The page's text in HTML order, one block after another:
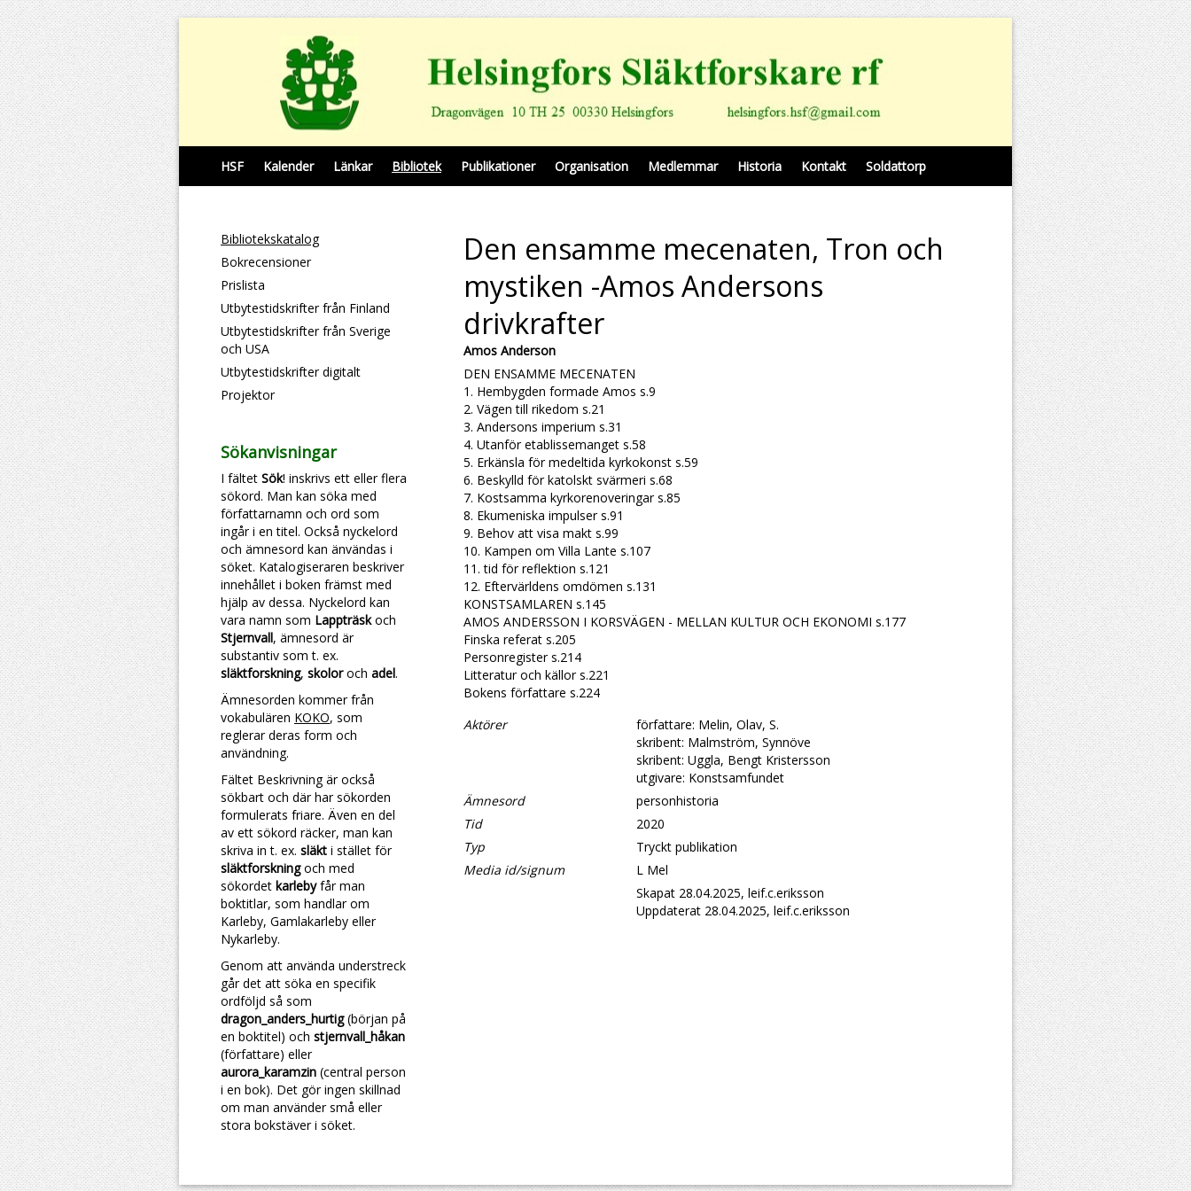
HSF Kalender Länkar Bibliotek Publikationer Organisation Medlemmar Historia Kontakt Soldattorp
Bibliotekskatalog
Bokrecensioner
Prislista
Utbytestidskrifter från Finland
Utbytestidskrifter från Sverige
och USA
Utbytestidskrifter digitalt
Projektor
Sökanvisningar
I fältet Sök! inskrivs ett eller flera
sökord. Man kan söka med
författarnamn och ord som
ingår i en titel. Också nyckelord
och ämnesord kan änvändas i
söket. Katalogiseraren beskriver
innehållet i boken främst med
hjälp av dessa. Nyckelord kan
vara namn som Lappträskoch
Stjernvall, ämnesord är
substantiv som t. ex.
släktforskning, skoloroch adel.
Ämnesorden kommer från
vokabulären KOKO, som
reglerar deras form och
användning.
Fältet Beskrivning är också
sökbart och där har sökorden
formulerats friare. Även en del
av ett sökord räcker, man kan
skriva in t. ex. släkt i stället för
släktforskningoch med
sökordet karlebyfår man
boktitlar, som handlar om
Karleby, Gamlakarleby eller
Nykarleby.
Genom att använda understreck
går det att söka en specifik
ordföljd så som
dragon_anders_hurtig(början på
en boktitel) och stjernvall_håkan
(författare) eller
aurora_karamzin (central person
i en bok). Det gör ingen skillnad
om man använder små eller
stora bokstäver i söket.
Den ensamme mecenaten, Tron och
mystiken -Amos Andersons
drivkrafter
Amos Anderson
DEN ENSAMME MECENATEN
1. Hembygden formade Amos s.9
2. Vägen till rikedom s.21
3. Andersons imperium s.31
4. Utanför etablissemanget s.58
5. Erkänsla för medeltida kyrkokonst s.59
6. Beskylld för katolskt svärmeri s.68
7. Kostsamma kyrkorenoveringar s.85
8. Ekumeniska impulser s.91
9. Behov att visa makt s.99
10. Kampen om Villa Lante s.107
11. tid för reflektion s.121
12. Eftervärldens omdömen s.131
KONSTSAMLAREN s.145
AMOS ANDERSSON I KORSVÄGEN - MELLAN KULTUR OCH EKONOMI s.177
Finska referat s.205
Personregister s.214
Litteratur och källor s.221
Bokens författare s.224
Aktörer
författare: Melin, Olav, S.
skribent: Malmström, Synnöve
skribent: Uggla, Bengt Kristersson
utgivare: Konstsamfundet
Ämnesord
personhistoria
Tid
2020
Typ
Tryckt publikation
Media id/signum
L Mel
Skapat 28.04.2025, leif.c.eriksson
Uppdaterat 28.04.2025, leif.c.eriksson